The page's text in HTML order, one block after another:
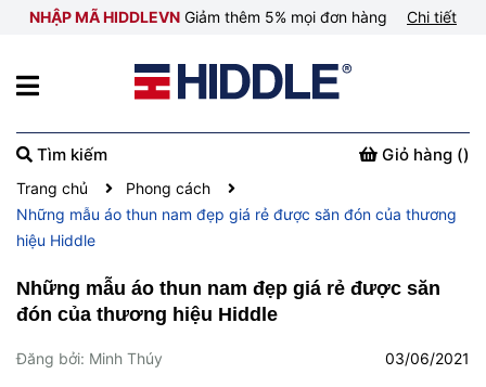
NHẬP MÃ HIDDLEVN Giảm thêm 5% mọi đơn hàng Chi tiết
Tìm kiếm Giỏ hàng ()
Trang chủ
Phong cách
Những mẫu áo thun nam đẹp giá rẻ được săn đón của thương
hiệu Hiddle
Những mẫu áo thun nam đẹp giá rẻ được săn
đón của thương hiệu Hiddle
Đăng bởi: Minh Thúy 03/06/2021